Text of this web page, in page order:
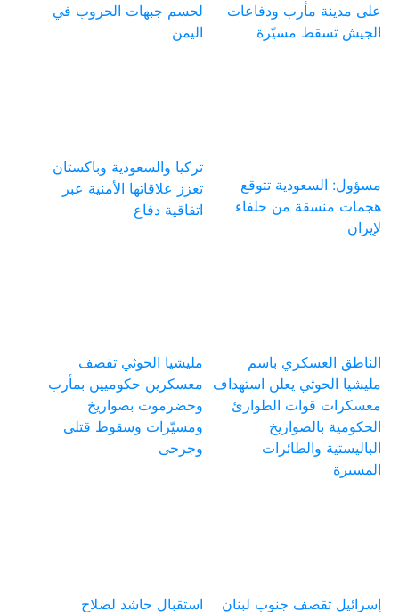
على مدينة مأرب ودفاعات
الجيش تسقط مسيّرة
لحسم جبهات الحروب في
اليمن
مسؤول: السعودية تتوقع
هجمات منسقة من حلفاء
لإيران
تركيا والسعودية وباكستان
تعزز علاقاتها الأمنية عبر
اتفاقية دفاع
الناطق العسكري باسم
مليشيا الحوثي يعلن استهداف
معسكرات قوات الطوارئ
الحكومية بالصواريخ
الباليستية والطائرات
المسيرة
مليشيا الحوثي تقصف
معسكرين حكوميين بمأرب
وحضرموت بصواريخ
ومسيّرات وسقوط قتلى
وجرحى
إسرائيل تقصف جنوب لبنان
استقبال حاشد لصلاح